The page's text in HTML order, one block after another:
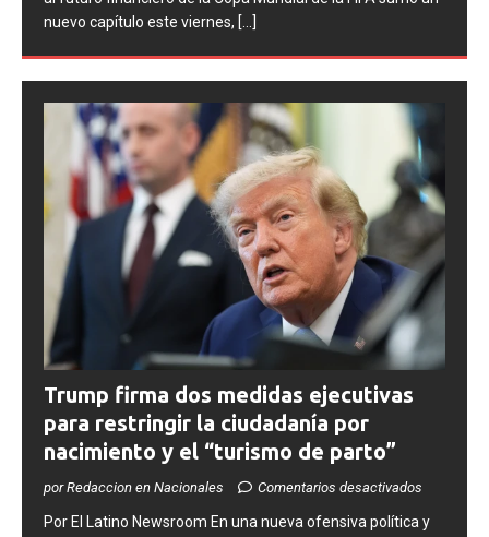
Argentino (AFA), cuatro integrantes de la selección
argentina
Trump firma dos medidas ejecutivas
para restringir la ciudadanía por
nacimiento y el “turismo de parto”
por Redaccion en Nacionales Comentarios desactivados
​Por El Latino Newsroom ​En una nueva ofensiva política y